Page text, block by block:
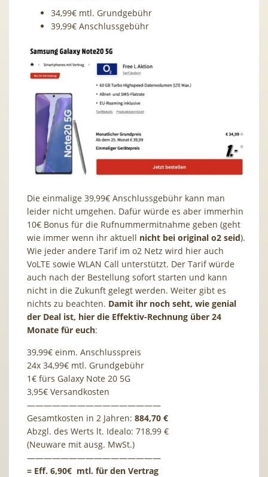
34,99€ mtl. Grundgebühr
39,99€ Anschlussgebühr
Die einmalige 39,99€ Anschlussgebühr kann man
leider nicht umgehen. Dafür würde es aber immerhin
10€ Bonus für die Rufnummermitnahme geben (geht
wie immer wenn ihr aktuell nicht bei original o2 seid).
Wie jeder andere Tarif im o2 Netz wird hier auch
VoLTE sowie WLAN Call unterstützt. Der Tarif würde
auch nach der Bestellung sofort starten und kann
nicht in die Zukunft gelegt werden. Weiter gibt es
nichts zu beachten. Damit ihr noch seht, wie genial
der Deal ist, hier die Effektiv-Rechnung über 24
Monate für euch:
39,99€ einm. Anschlusspreis
24x 34,99€ mtl. Grundgebühr
1€ fürs Galaxy Note 20 5G
3,95€ Versandkosten
————————————————
Gesamtkosten in 2 Jahren: 884,70 €
Abzgl. des Werts lt. Idealo: 718,99 €
(Neuware mit ausg. MwSt.)
————————————————
= Eff. 6,90€ mtl. für den Vertrag